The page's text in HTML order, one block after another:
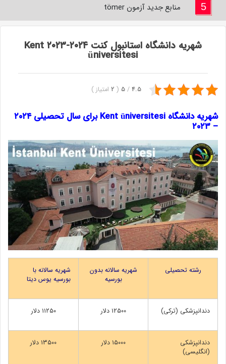
5 منابع جدید آزمون tömer
شهریه دانشگاه استانبول کنت ۲۰۲۴-۲۰۲۳ Kent
üniversitesi
4.5
/
5
(
2 امتیاز )
شهریه دانشگاه Kent üniversitesi برای سال تحصیلی ۲۰۲۴
– ۲۰۲۳
رشته تحصیلی
شهریه سالانه بدون
بورسیه
شهریه سالانه با
بورسیه یوس دیتا
دندانپزشکی (ترکی) ۱۲۵۰۰ دلار ۱۱۲۵۰ دلار
دندانپزشکی
(انگلیسی)
۱۵۰۰۰ دلار ۱۳۵۰۰ دلار